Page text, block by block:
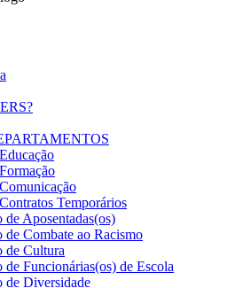
Temporários
de Aposentadas(os)
de Combate ao Racismo
de Cultura
de Funcionárias(os) de Escola
de Diversidade